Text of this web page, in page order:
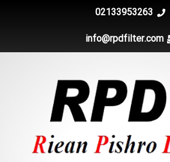
02133953263
info@rpdfilter.com